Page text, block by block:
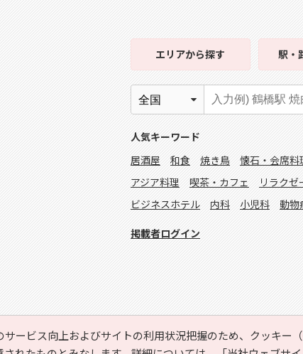
ービス向上およびサイトの利用状況把握のため、クッキー
エリアから探す 駅・
人気キーワード
居酒屋
和食 焼き鳥 懐石・会席料
アジア料理
喫茶・カフェ リラクゼ
ビジネスホテル
内科 小児科 動物
掲載者ログイン